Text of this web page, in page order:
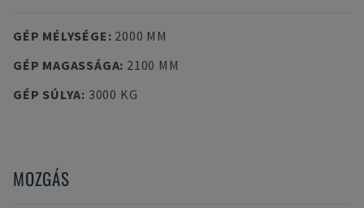
GÉP MÉLYSÉGE: 2000 MM
GÉP MAGASSÁGA: 2100 MM
GÉP SÚLYA: 3000 KG
MOZGÁS